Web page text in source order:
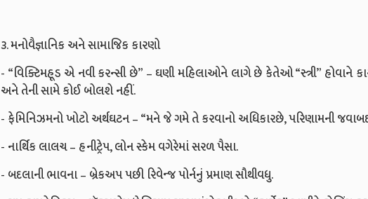
૩. મનોવૈજ્ઞાનિક અને સામાજિક કારણો
- “વિક્ટિમહૂડ એ નવી કરન્સી છે” – ઘણી મહિલાઓને લાગે છે કેતેઓ “સ્ત્રી” હોવાને
અને તેની સામે કોઈ બોલશે નહીં.
- ફેમિનિઝમનો ખોટો અર્થઘટન – “મને જે ગમે તે કરવાનો અધિકારછે, પરિણામની
- નાર્થિક લાલચ – હનીટ્રેપ, લોન સ્કેમ વગેરેમાં સરળ પૈસા.
- બદલાની ભાવના – બ્રેકઅપ પછી રિવેન્જ પોર્નનું પ્રમાણ સૌથીવધુ.